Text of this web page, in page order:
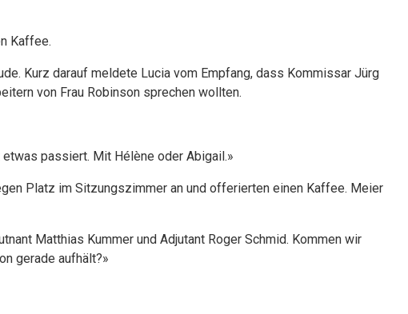
Kaffee.
Kurz darauf meldete Lucia vom Empfang, dass Kommissar Jürg
von Frau Robinson sprechen wollten.
passiert. Mit Hélène oder Abigail.»
Platz im Sitzungszimmer an und offerierten einen Kaffee. Meier
Matthias Kummer und Adjutant Roger Schmid. Kommen wir
gerade aufhält?»